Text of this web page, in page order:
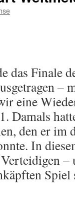
das Finale
–
eine
Damals
den er im
In
–
Spiel